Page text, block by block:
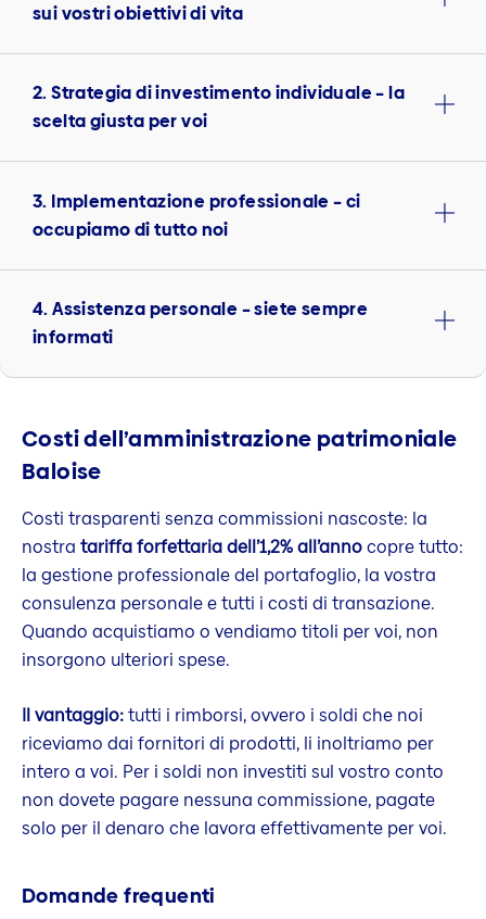
sui vostri obiettivi di vita
2. Strategia di investimento individuale – la
scelta giusta per voi
3. Implementazione professionale – ci
occupiamo di tutto noi
4. Assistenza personale – siete sempre
informati
Costi dell’amministrazione patrimoniale
Baloise
Costi trasparenti senza commissioni nascoste: la
nostra tariffa forfettaria dell’1,2% all’annocopre tutto:
la gestione professionale del portafoglio, la vostra
consulenza personale e tutti i costi di transazione.
Quando acquistiamo o vendiamo titoli per voi, non
insorgono ulteriori spese.
Il vantaggio:tutti i rimborsi, ovvero i soldi che noi
riceviamo dai fornitori di prodotti, li inoltriamo per
intero a voi. Per i soldi non investiti sul vostro conto
non dovete pagare nessuna commissione, pagate
solo per il denaro che lavora effettivamente per voi.
Domande frequenti